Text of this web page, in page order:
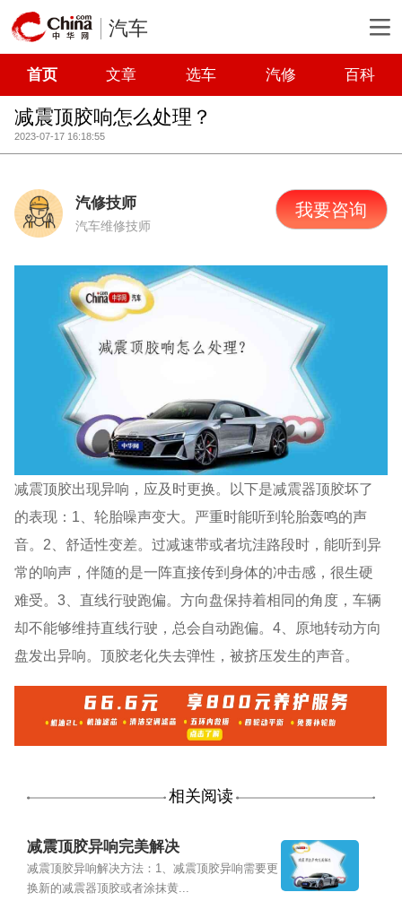
汽车
首页 文章 选车 汽修 百科
减震顶胶响怎么处理？
2023-07-17 16:18:55
汽修技师
汽车维修技师
我要咨询
减震顶胶出现异响，应及时更换。以下是减震器顶胶坏了
的表现：1、轮胎噪声变大。严重时能听到轮胎轰鸣的声
音。2、舒适性变差。过减速带或者坑洼路段时，能听到异
常的响声，伴随的是一阵直接传到身体的冲击感，很生硬
难受。3、直线行驶跑偏。方向盘保持着相同的角度，车辆
却不能够维持直线行驶，总会自动跑偏。4、原地转动方向
盘发出异响。顶胶老化失去弹性，被挤压发生的声音。
相关阅读
减震顶胶异响完美解决
减震顶胶异响解决方法：1、减震顶胶异响需要更
换新的减震器顶胶或者涂抹黄...